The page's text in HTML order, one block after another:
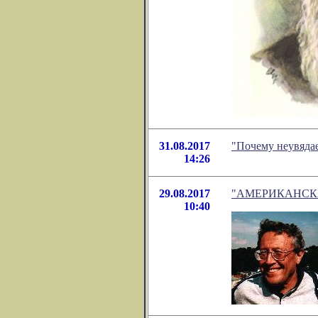
31.08.2017
14:26
"Почему
29.08.2017
10:40